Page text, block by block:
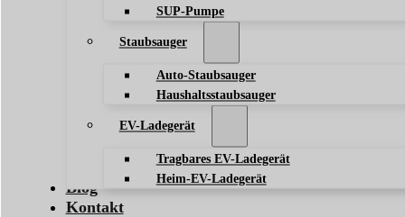
SUP-Pumpe
Staubsauger
Auto-Staubsauger
Haushaltsstaubsauger
EV-Ladegerät
Tragbares EV-Ladegerät
Heim-EV-Ladegerät
Blog
Kontakt